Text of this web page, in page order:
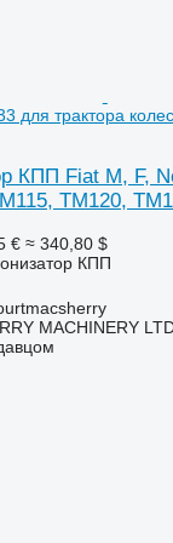
для трактора
КПП Fiat M, F,
TM120,
€ ≈ 340,80 $
КПП
MACHINERY